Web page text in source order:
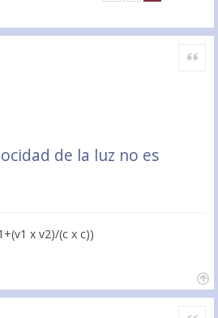
de la luz no es
Citar
x v2)/(c x c))
Citar